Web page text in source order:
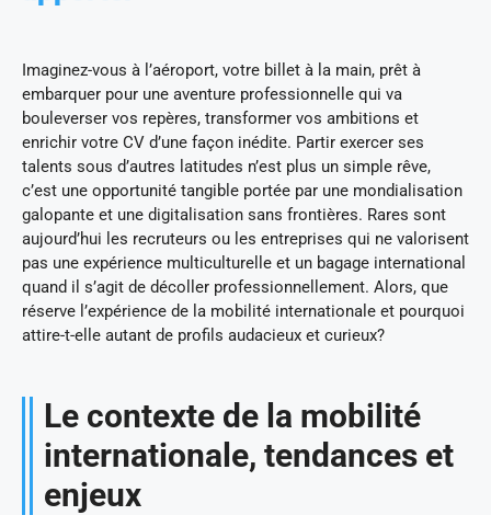
Imaginez-vous à l’aéroport, votre billet à la main, prêt à
embarquer pour une aventure professionnelle qui va
bouleverser vos repères, transformer vos ambitions et
enrichir votre CV d’une façon inédite. Partir exercer ses
talents sous d’autres latitudes n’est plus un simple rêve,
c’est une opportunité tangible portée par une mondialisation
galopante et une digitalisation sans frontières. Rares sont
aujourd’hui les recruteurs ou les entreprises qui ne valorisent
pas une expérience multiculturelle et un bagage international
quand il s’agit de décoller professionnellement. Alors, que
réserve l’expérience de la mobilité internationale et pourquoi
attire-t-elle autant de profils audacieux et curieux?
Le contexte de la mobilité
internationale, tendances et
enjeux